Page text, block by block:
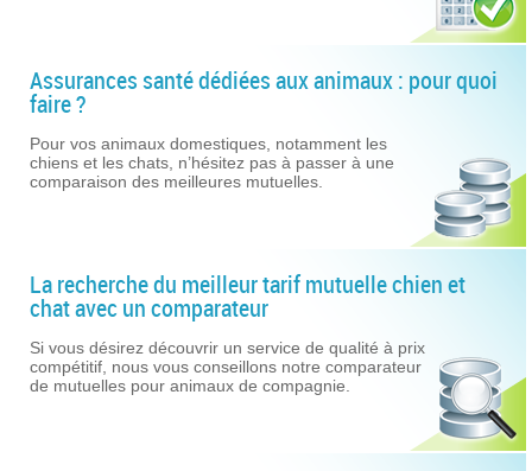
Assurances santé dédiées aux animaux : pour quoi
faire ?
Pour vos animaux domestiques, notamment les
chiens et les chats, n’hésitez pas à passer à une
comparaison des meilleures mutuelles.
La recherche du meilleur tarif mutuelle chien et
chat avec un comparateur
Si vous désirez découvrir un service de qualité à prix
compétitif, nous vous conseillons notre comparateur
de mutuelles pour animaux de compagnie.